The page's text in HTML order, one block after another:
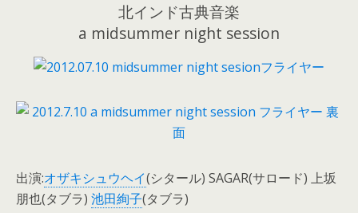
北インド古典音楽
a midsummer night session
出演:オザキシュウヘイ(シタール) SAGAR(サロード) 上坂
朋也(タブラ) 池田絢子(タブラ)